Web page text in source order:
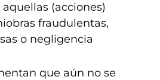
(acciones)
fraudulentas,
o negligencia
que aún no se